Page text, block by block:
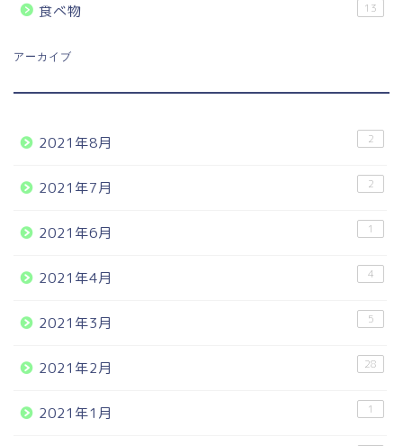
食べ物 13
アーカイブ
2021年8月 2
2021年7月 2
2021年6月 1
2021年4月 4
2021年3月 5
2021年2月 28
2021年1月 1